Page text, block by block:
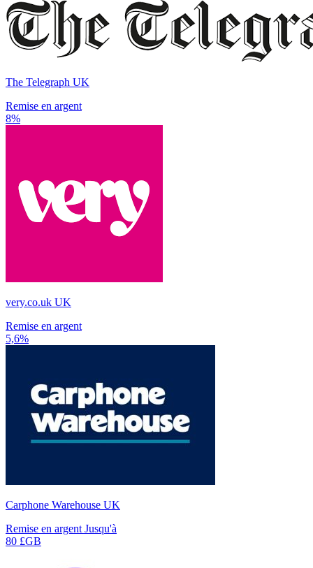
The Telegraph UK
Remise en argent
8%
very.co.uk UK
Remise en argent
5,6%
Carphone Warehouse UK
Remise en argent Jusqu'à
80 £GB